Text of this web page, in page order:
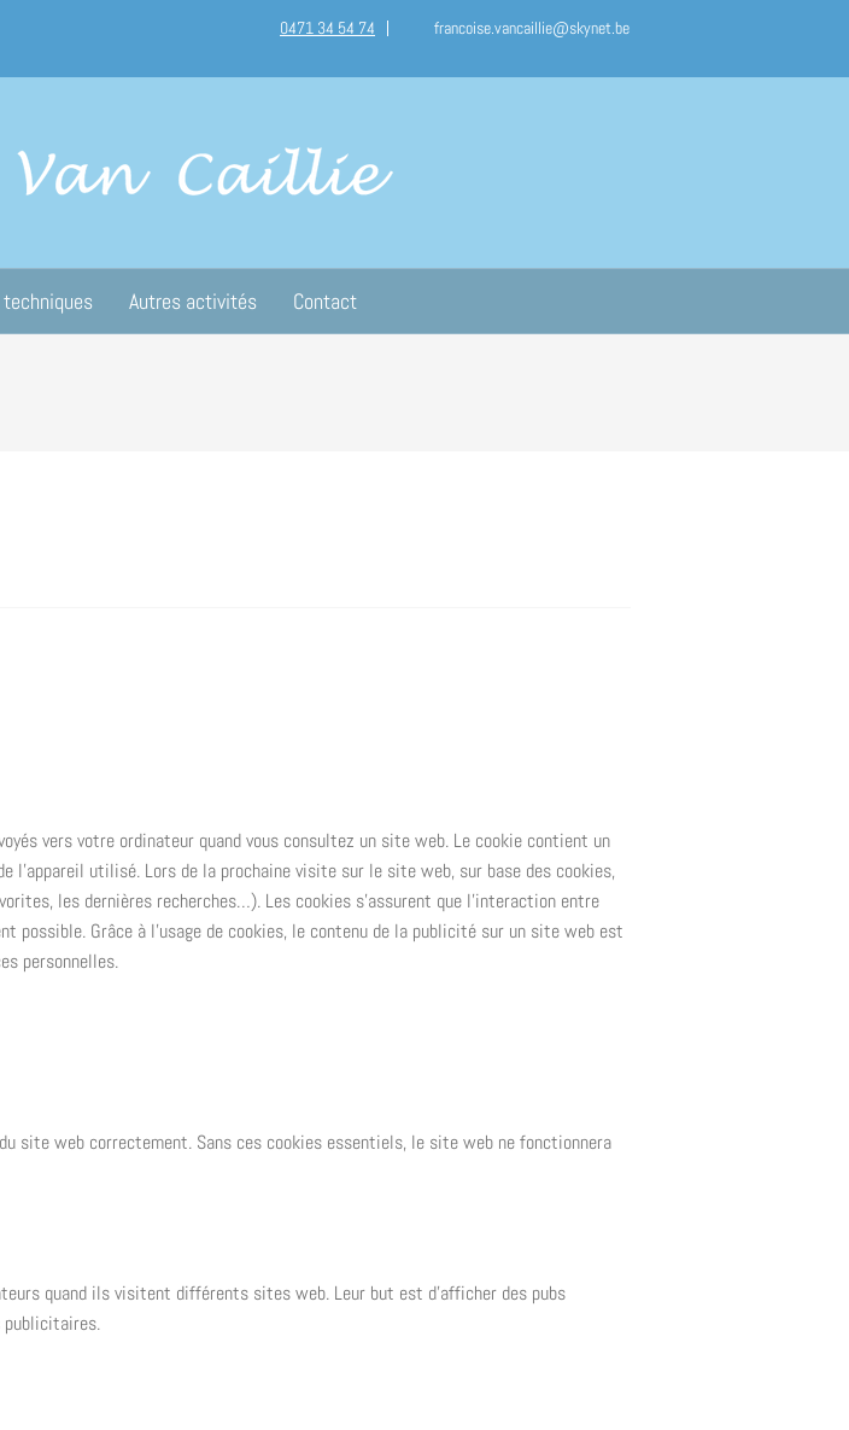
0471 34 54 74 francoise.vancaillie@skynet.be
Autres activités Contact
vers votre ordinateur quand vous consultez un site web. Le cookie contient un
utilisé. Lors de la prochaine visite sur le site web, sur base des cookies,
les dernières recherches…). Les cookies s’assurent que l’interaction entre
Grâce à l’usage de cookies, le contenu de la publicité sur un site web est
personnelles.
site web correctement. Sans ces cookies essentiels, le site web ne fonctionnera
quand ils visitent différents sites web. Leur but est d’afficher des pubs
publicitaires.